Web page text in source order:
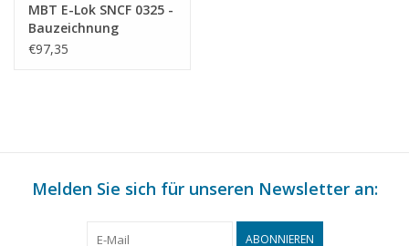
MBT E-Lok SNCF 0325 -
Bauzeichnung
Maßstab 1 : 40
€97,35
Melden Sie sich für unseren Newsletter an:
ABONNIEREN